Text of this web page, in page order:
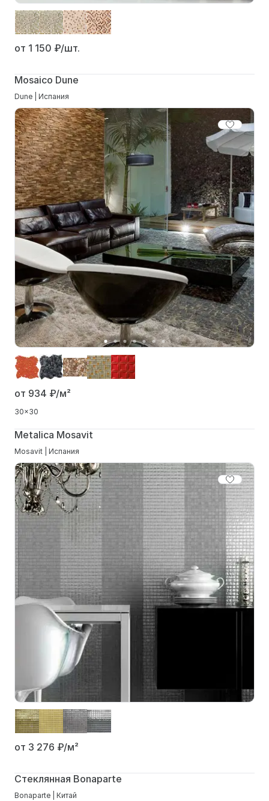
от 1 150 ₽/шт.
Mosaico Dune
Dune | Испания
от 934 ₽/м²
30x30
Metalica Mosavit
Mosavit | Испания
от 3 276 ₽/м²
Стеклянная Bonaparte
Bonaparte | Китай